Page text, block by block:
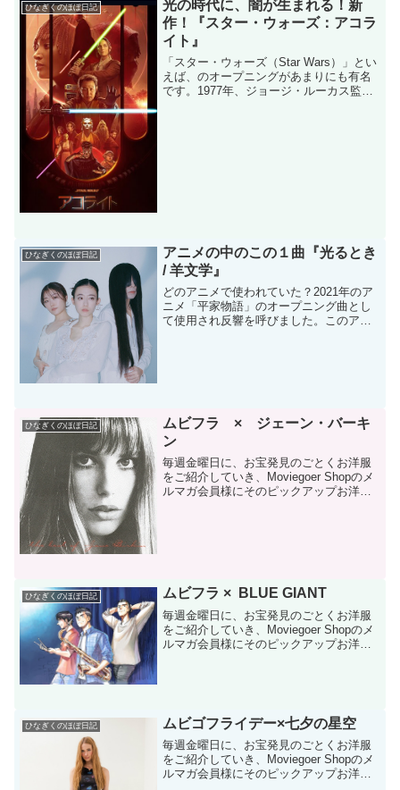
ひなぎくのほぼ日記
光の時代に、闇が生まれる！新
作！『スター・ウォーズ：アコラ
イト』
「スター・ウォーズ（Star Wars）」とい
えば、のオープニングがあまりにも有名
です。1977年、ジョージ・ルーカス監督
ひなぎくのほぼ日記
アニメの中のこの１曲『光るとき
/ 羊文学』
どのアニメで使われていた？2021年のア
ニメ「平家物語」のオープニング曲とし
て使用され反響を呼びました。このアニ
ひなぎくのほぼ日記
ムビフラ × ジェーン・バーキ
ン
毎週金曜日に、お宝発見のごとくお洋服
をご紹介していき、Moviegoer Shopのメ
ルマガ会員様にそのピックアップお洋服
ひなぎくのほぼ日記 ムビフラ × BLUE GIANT
毎週金曜日に、お宝発見のごとくお洋服
をご紹介していき、Moviegoer Shopのメ
ルマガ会員様にそのピックアップお洋服
ひなぎくのほぼ日記 ムビゴフライデー×七夕の星空
毎週金曜日に、お宝発見のごとくお洋服
をご紹介していき、Moviegoer Shopのメ
ルマガ会員様にそのピックアップお洋服